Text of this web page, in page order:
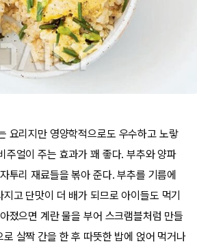
요리지만 영양학적으로도 우수하고 노랗
주얼이 주는 효과가 꽤 좋다. 부추와 양파
투리 재료들을 볶아 준다. 부추를 기름에
고 단맛이 더 배가 되므로 아이들도 먹기
졌으면 계란 물을 부어 스크램블처럼 만들
살짝 간을 한 후 따뜻한 밥에 얹어 먹거나